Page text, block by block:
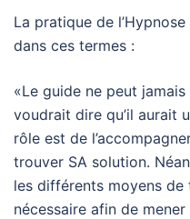
La pratique de
dans ces termes :
«Le guide ne peut
voudrait dire qu’il aurait
rôle est de
trouver SA solution.
les différents moyens
nécessaire afin de